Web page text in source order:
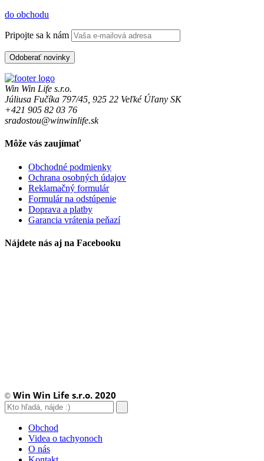
do obchodu
Pripojte sa k nám
Win Win Life s.r.o.
Júliusa Fučíka 797/45, 925 22 Veľké Úľany SK
+421 905 82 03 76
sradostou@winwinlife.sk
Môže vás zaujímať
Obchodné podmienky
Ochrana osobných údajov
Reklamačný formulár
Formulár na odstúpenie
Doprava a platby
Garancia vrátenia peňazí
Nájdete nás aj na Facebooku
© Win Win Life s.r.o. 2020
Obchod
Videa o tachyonoch
O nás